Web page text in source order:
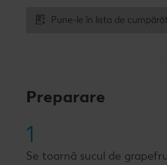
Pune-le în lista de
Preparare
1
Se toarnă sucul de